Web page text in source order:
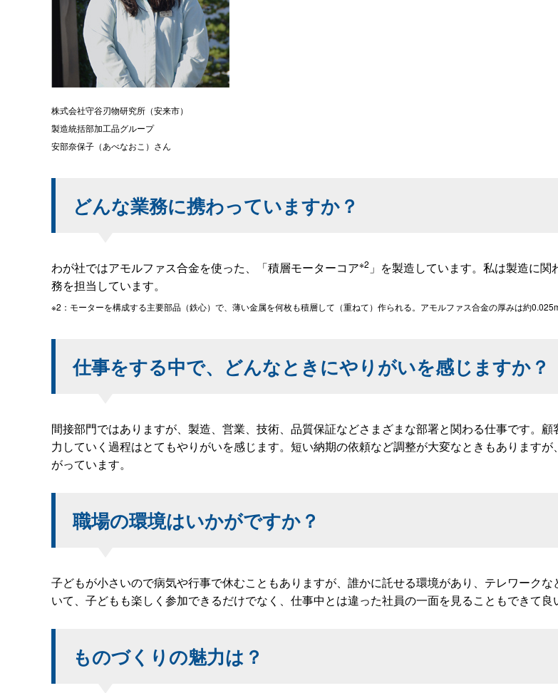
株式会社守谷刃物研究所（安来市）
製造統括部加工品グループ
安部奈保子（あべなおこ）さん
どんな業務に携わっていますか？
わが社ではアモルファス合金を使った、「積層モーターコア※2 」を製造しています。私は製造に
務を担当しています。
※2：モーターを構成する主要部品（鉄心）で、薄い金属を何枚も積層して（重ねて）作られる。アモルファス合金の厚みは約
仕事をする中で、どんなときにやりがいを感じますか？
間接部門ではありますが、製造、営業、技術、品質保証などさまざまな部署と関わる仕事です。
力していく過程はとてもやりがいを感じます。短い納期の依頼など調整が大変なときもあります
がっています。
職場の環境はいかがですか？
子どもが小さいので病気や行事で休むこともありますが、誰かに託せる環境があり、テレワーク
いて、子どもも楽しく参加できるだけでなく、仕事中とは違った社員の一面を見ることもできて良
ものづくりの魅力は？